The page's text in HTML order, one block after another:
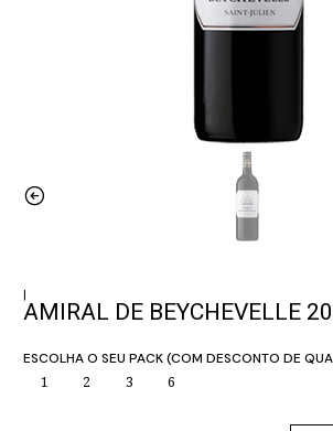
|
AMIRAL DE BEYCHEVELLE
ESCOLHA O SEU PACK (COM DESCONTO DE
1 2 3 6